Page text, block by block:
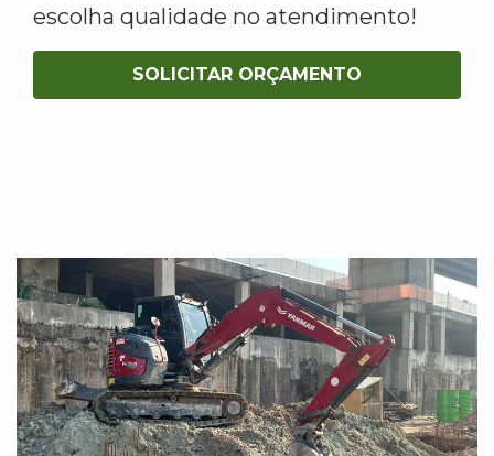
escolha qualidade no atendimento!
SOLICITAR ORÇAMENTO